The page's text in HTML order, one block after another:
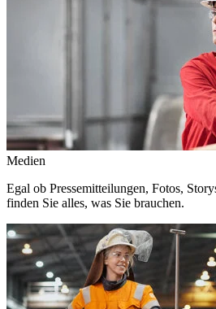
Medien
Egal ob Pressemitteilungen, Fotos,
finden Sie alles, was Sie brauchen.